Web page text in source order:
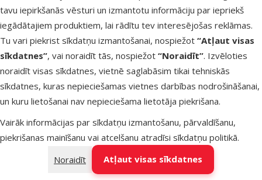
tavu iepirkšanās vēsturi un izmantotu informāciju par iepriekš
iegādātajiem produktiem, lai rādītu tev interesējošas reklāmas.
Tu vari piekrist sīkdatņu izmantošanai, nospiežot “Atļaut visas
sīkdatnes”, vai noraidīt tās, nospiežot “Noraidīt”. Izvēloties
noraidīt visas sīkdatnes, vietnē saglabāsim tikai tehniskās
sīkdatnes, kuras nepieciešamas vietnes darbības nodrošināšanai,
un kuru lietošanai nav nepieciešama lietotāja piekrišana.
Vairāk informācijas par sīkdatņu izmantošanu, pārvaldīšanu,
piekrišanas mainīšanu vai atcelšanu atradīsi sīkdatņu politikā.
Noraidīt
Atļaut visas sīkdatnes
Raksti e-pastā
eveikals@dinozoo.lv
Zvani – 26 100 502
P–Pk 9:00 – 17:00
Raksti čatā
sākt saraksti
Apmeklē klātienē
kādu no mūsu veikaliem
E-veikala klientiem
Uzņēmuma informācija